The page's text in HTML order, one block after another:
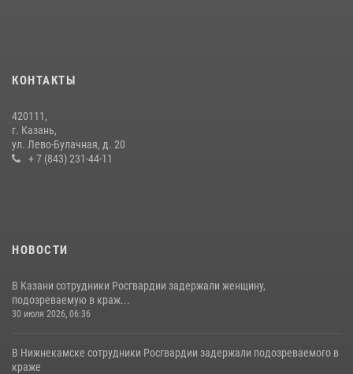
15 июля отмечается День образования подразделений связи
Росгвардии
15 июля 2026, 08:41
КОНТАКТЫ
420111,
г. Казань,
ул. Лево-Булачная, д. 20
+ 7 (843) 231-44-11
НОВОСТИ
В Казани сотрудники Росгвардии задержали женщину,
подозреваемую в краж...
30 июля 2026, 06:36
В Нижнекамске сотрудники Росгвардии задержали подозреваемого в
краже